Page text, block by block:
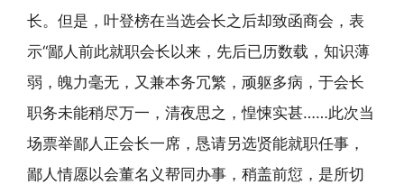
长。但是，叶登榜在当选会长之后却致函商会，表
示“鄙人前此就职会长以来，先后已历数载，知识薄
弱，魄力毫无，又兼本务冗繁，顽躯多病，于会长
职务未能稍尽万一，清夜思之，惶悚实甚……此次当
场票举鄙人正会长一席，恳请另选贤能就职任事，
鄙人情愿以会董名义帮同办事，稍盖前愆，是所切